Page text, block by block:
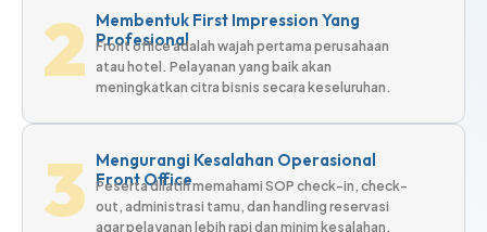
2 Membentuk First Impression Yang
Profesional
Front office adalah wajah pertama perusahaan
atau hotel. Pelayanan yang baik akan
meningkatkan citra bisnis secara keseluruhan.
3 Mengurangi Kesalahan Operasional
Front Office
Peserta dilatih memahami SOP check-in, check-
out, administrasi tamu, dan handling reservasi
agar pelayanan lebih rapi dan minim kesalahan.